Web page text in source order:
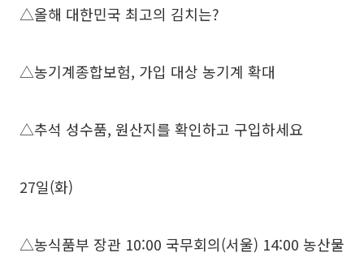
△올해 대한민국 최고의 김치는?
△농기계종합보험, 가입 대상 농기계 확대
△추석 성수품, 원산지를 확인하고 구입하세요
27일(화)
△농식품부 장관 10:00 국무회의(서울) 14:00 농산물